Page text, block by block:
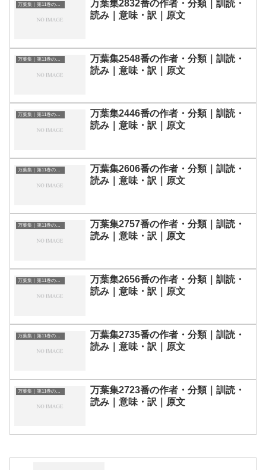
万葉集｜第11巻の和歌一覧
万葉集2832番の作者・分類｜訓読・
読み｜意味・訳｜原文
万葉集｜第11巻の和歌一覧
万葉集2548番の作者・分類｜訓読・
読み｜意味・訳｜原文
万葉集｜第11巻の和歌一覧
万葉集2446番の作者・分類｜訓読・
読み｜意味・訳｜原文
万葉集｜第11巻の和歌一覧
万葉集2606番の作者・分類｜訓読・
読み｜意味・訳｜原文
万葉集｜第11巻の和歌一覧
万葉集2757番の作者・分類｜訓読・
読み｜意味・訳｜原文
万葉集｜第11巻の和歌一覧
万葉集2656番の作者・分類｜訓読・
読み｜意味・訳｜原文
万葉集｜第11巻の和歌一覧
万葉集2735番の作者・分類｜訓読・
読み｜意味・訳｜原文
万葉集｜第11巻の和歌一覧
万葉集2723番の作者・分類｜訓読・
読み｜意味・訳｜原文